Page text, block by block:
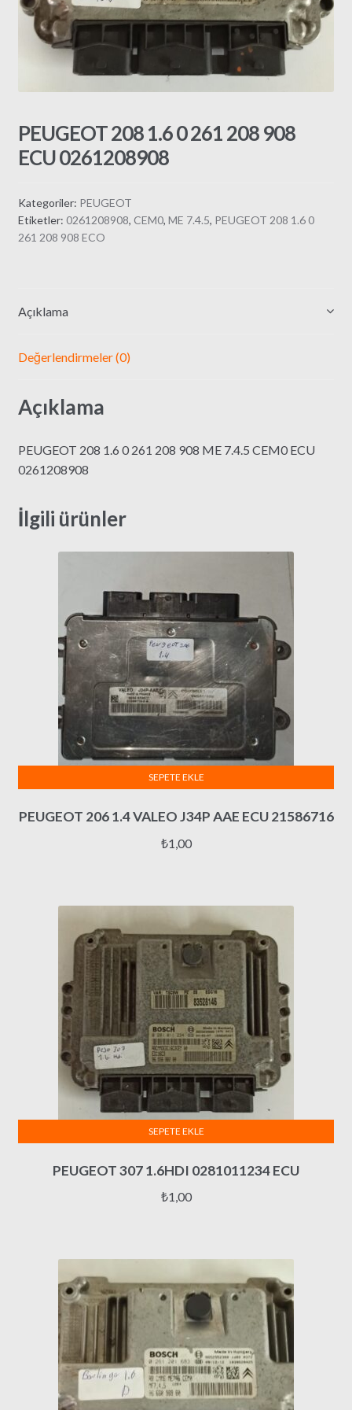
PEUGEOT 208 1.6 0 261 208 908
ECU 0261208908
Kategoriler: PEUGEOT
Etiketler: 0261208908, CEM0, ME 7.4.5, PEUGEOT 208 1.6 0
261 208 908 ECO
Açıklama
Değerlendirmeler (0)
Açıklama
PEUGEOT 208 1.6 0 261 208 908 ME 7.4.5 CEM0 ECU
0261208908
İlgili ürünler
PEUGEOT 206 1.4 VALEO J34P AAE ECU 21586716
₺1,00
SEPETE EKLE
PEUGEOT 307 1.6HDI 0281011234 ECU
₺1,00
SEPETE EKLE